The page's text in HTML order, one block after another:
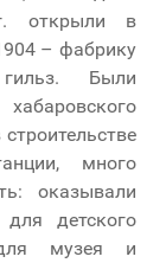
открыли в
– фабрику
Были
много
оказывали
детского
музея и